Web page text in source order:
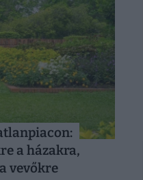
a házakra,
vevőkre